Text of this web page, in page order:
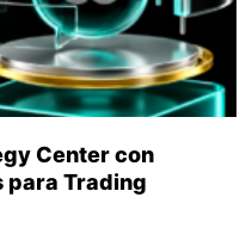
Center con
para Trading